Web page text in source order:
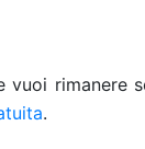
rimanere
.